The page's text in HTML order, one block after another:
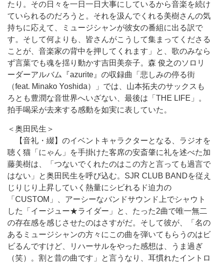
たり。その日々を一日一日大事にしているから音楽を続け
ていられるのだろうと。それを汲んでくれる美樹さんの気
持ちに応えて、ミュージシャンが彼女の番組に出る訳で
す。そして何よりも、皆さんがこうして集まってくださる
ことが、音楽家の背中を押してくれます」と、歌のみなら
ず言葉でも魂を揺り動かす吉田美奈子。森 俊之のソロリ
ーダーアルバム『azurite』の収録曲「悲しみの停る街
（feat. Minako Yoshida）」では、山本拓夫のサックスも
ろとも豊潤な音世界へいざない、最後は「THE LIFE」。
拍手喝采が去来する感動を如実に表していた。
＜奥田民生＞
【音礼・綴】のイベントキャラクターとなる、ラジオを
聴く猫「にゃん」を手掛けた客席の安斎肇に礼を述べた加
藤美樹は、「つないでくれたのはこの方と言っても過言で
はない」と奥田民生を呼び込む。SJR CLUB BANDを従え
じりじり上昇していく熱量にシビれるド迫力の
「CUSTOM」、アーシーなバンドサウンド上でシャウト
した「イージュー★ライダー」と、たった2曲で唯一無二
の存在感を感じさせたのはさすがだ。そして彼が、「名の
あるミュージシャンの方々にこの曲を弾いてもらうのはビ
ビるんですけど、リハーサルをやった感想は、うま過ぎ
（笑）。割と昔の曲です」と言うなり、耳慣れたイントロ